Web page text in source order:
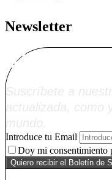
Newsletter
Alta
Suscríbete a
Introduce tu Email
Doy mi consentimiento